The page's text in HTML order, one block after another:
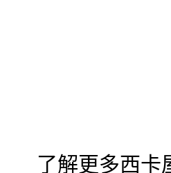
了解更多西卡